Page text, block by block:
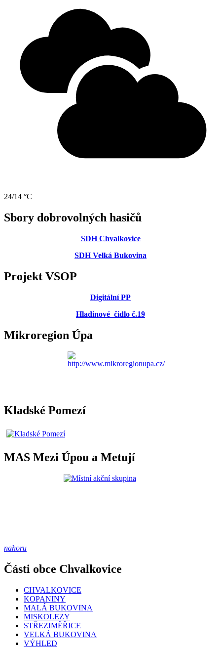
24/14 °C
Sbory dobrovolných hasičů
SDH Chvalkovice
SDH Velká Bukovina
Projekt VSOP
Digitální PP
Hladinové čidlo č.19
Mikroregion Úpa
Kladské Pomezí
MAS Mezi Úpou a Metují
nahoru
Části obce Chvalkovice
CHVALKOVICE
KOPANINY
MALÁ BUKOVINA
MISKOLEZY
STŘEZIMĚŘICE
VELKÁ BUKOVINA
VÝHLED